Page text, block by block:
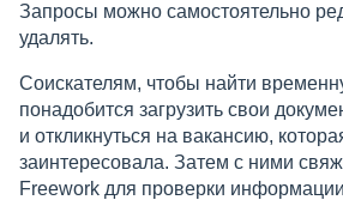
Запросы можно самостоятельно
удалять.
Соискателям, чтобы найти
понадобится загрузить свои
и откликнуться на вакансию,
заинтересовала. Затем с ними
Freework для проверки